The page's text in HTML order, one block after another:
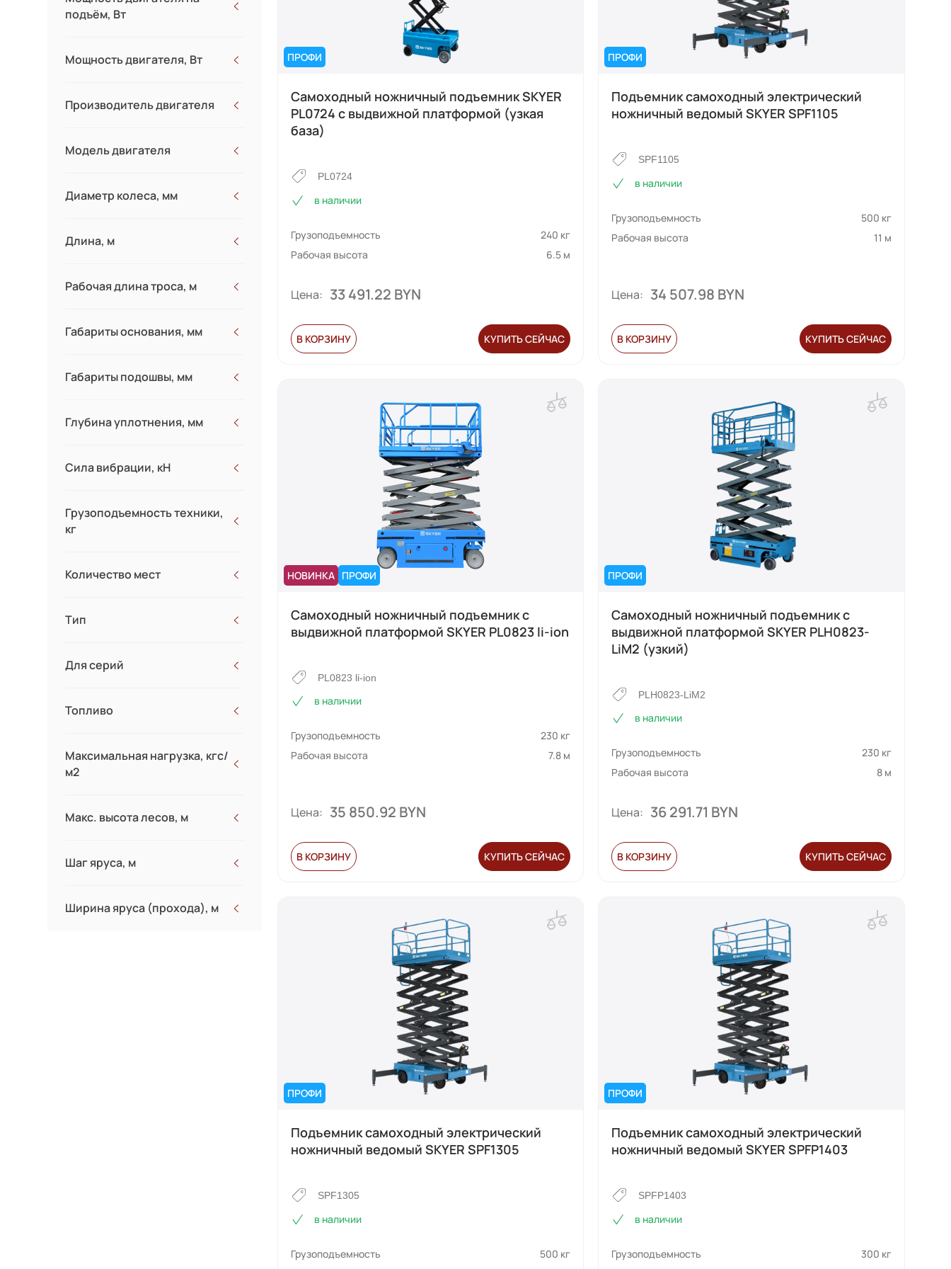
14
16
1070
1320
1540
1970
2030
2200
2480
2550
2950
3670
4.5
2500
подъём, Вт
4.5
Мощность двигателя, Вт
Производитель двигателя
Модель двигателя
Диаметр колеса, мм
380
Длина, м
Рабочая длина троса, м
Габариты основания, мм
Габариты подошвы, мм
Глубина уплотнения, мм
Сила вибрации, кН
Грузоподъемность техники,
кг
Количество мест
Тип
Для серий
Топливо
Максимальная нагрузка, кгс/
м2
Макс. высота лесов, м
Шаг яруса, м
Ширина яруса (прохода), м
ПРОФИ
Самоходный ножничный подъемник SKYER
PL0724 с выдвижной платформой (узкая
база)
PL0724
в наличии
Грузоподъемность
240 кг
Рабочая высота
6.5 м
Цена: 33 491.22 BYN
В КОРЗИНУ КУПИТЬ СЕЙЧАС
ПРОФИ
Подъемник самоходный электрический
ножничный ведомый SKYER SPF1105
SPF1105
в наличии
Грузоподъемность
500 кг
Рабочая высота
11 м
Цена: 34 507.98 BYN
В КОРЗИНУ КУПИТЬ СЕЙЧАС
НОВИНКА ПРОФИ
Самоходный ножничный подъемник с
выдвижной платформой SKYER PL0823 li-ion
PL0823 li-ion
в наличии
Грузоподъемность
230 кг
Рабочая высота
7.8 м
Цена: 35 850.92 BYN
В КОРЗИНУ КУПИТЬ СЕЙЧАС
ПРОФИ
Самоходный ножничный подъемник с
выдвижной платформой SKYER PLH0823-
LiM2 (узкий)
PLH0823-LiM2
в наличии
Грузоподъемность
230 кг
Рабочая высота
8 м
Цена: 36 291.71 BYN
В КОРЗИНУ КУПИТЬ СЕЙЧАС
ПРОФИ
Подъемник самоходный электрический
ножничный ведомый SKYER SPF1305
SPF1305
в наличии
Грузоподъемность
500 кг
ПРОФИ
Подъемник самоходный электрический
ножничный ведомый SKYER SPFP1403
SPFP1403
в наличии
Грузоподъемность
300 кг